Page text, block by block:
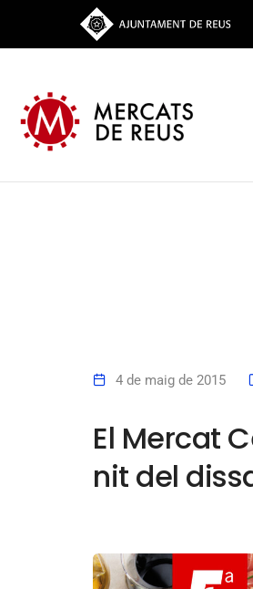
4 de maig de 2015
El Mercat
nit del